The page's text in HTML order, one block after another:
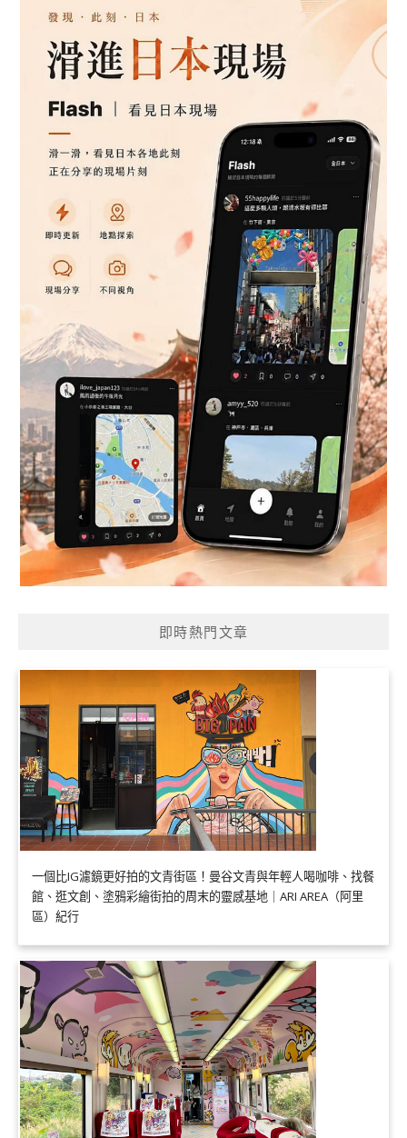
即時熱門文章
一個比IG濾鏡更好拍的文青街區！曼谷文青與年輕人喝咖啡、找餐
館、逛文創、塗鴉彩繪街拍的周末的靈感基地｜ARI AREA（阿里
區）紀行